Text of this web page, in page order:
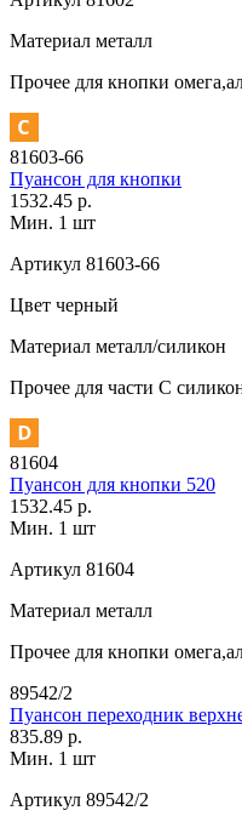
Материал металл
Прочее для кнопки
81603-66
Пуансон для кнопки
1532.45 р.
Мин. 1 шт
Артикул 81603-66
Цвет черный
Материал металл/силикон
Прочее для части C
81604
Пуансон для кнопки 520
1532.45 р.
Мин. 1 шт
Артикул 81604
Материал металл
Прочее для кнопки
89542/2
Пуансон переходник
835.89 р.
Мин. 1 шт
Артикул 89542/2